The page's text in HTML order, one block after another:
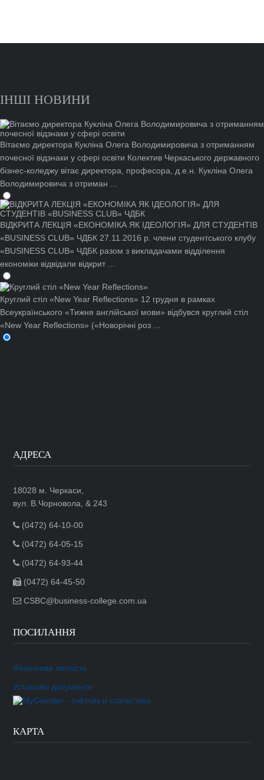
ІНШІ НОВИНИ
Вітаємо директора Кукліна Олега Володимировича з отриманням
почесної відзнаки у сфері освіти Колектив Черкаського державного
бізнес-коледжу вітає директора, професора, д.е.н. Кукліна Олега
Володимировича з отриман ...
ВІДКРИТА ЛЕКЦІЯ «ЕКОНОМІКА ЯК ІДЕОЛОГІЯ» ДЛЯ СТУДЕНТІВ
«BUSINESS CLUB» ЧДБК 27.11.2016 р. члени студентського клубу
«BUSINESS CLUB» ЧДБК разом з викладачами відділення
економіки відвідали відкрит ...
Круглий стіл «New Year Reflections» 12 грудня в рамках
Всеукраїнського «Тижня англійської мови» відбувся круглий стіл
«New Year Reflections» («Новорічні роз ...
АДРЕСА
18028 м. Черкаси,
вул. В.Чорновола, & 243
(0472) 64-10-00
(0472) 64-05-15
(0472) 64-93-44
(0472) 64-45-50
CSBC@business-college.com.ua
ПОСИЛАННЯ
Фінансова звітність
Установчі документи
КАРТА